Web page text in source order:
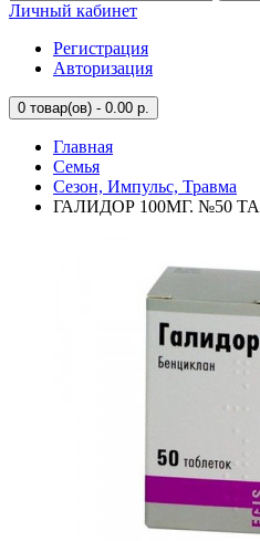
Личный кабинет
Регистрация
Авторизация
0 товар(ов) - 0.00 р.
Главная
Семья
Сезон, Импульс, Травма
ГАЛИДОР 100МГ. №50